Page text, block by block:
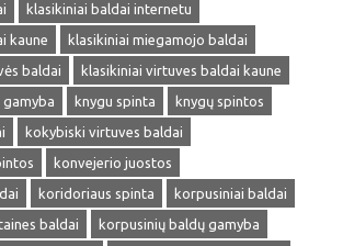
klasikiniai baldai internetu
kaune
klasikiniai miegamojo baldai
baldai
klasikiniai virtuves baldai kaune
gamyba
knygu spinta
knygų spintos
kokybiski virtuves baldai
konvejerio juostos
koridoriaus spinta
korpusiniai baldai
baldai
korpusinių baldų gamyba